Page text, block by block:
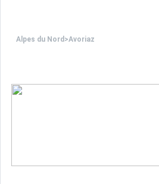
Alpes du Nord >Avoriaz